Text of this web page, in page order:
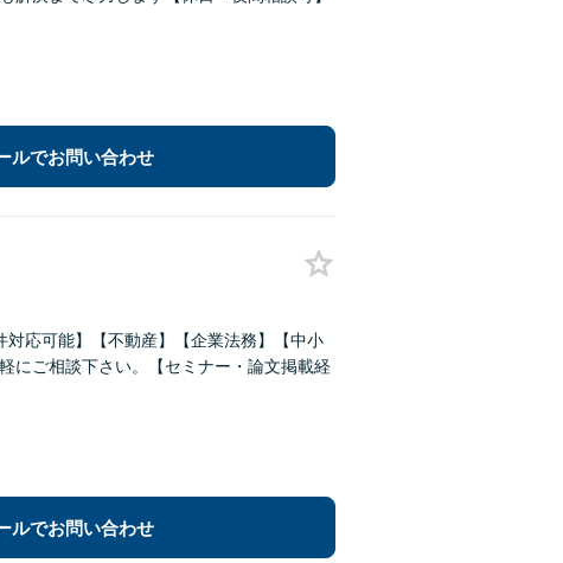
ルでお問い合わせ
対応可能】【不動産】【企業法務】【中小
にご相談下さい。【セミナー・論文掲載経
ルでお問い合わせ